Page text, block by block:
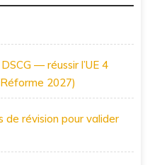
— réussir l’UE 4
2027)
de révision pour valider